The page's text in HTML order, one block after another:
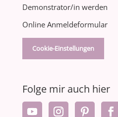
Demonstrator/in werden
Online Anmeldeformular
Cookie-Einstellungen
Folge mir auch hier